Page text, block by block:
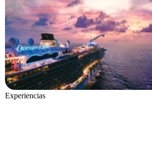
Experiencias